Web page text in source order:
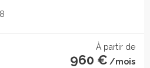
À partir de
960 € /mois